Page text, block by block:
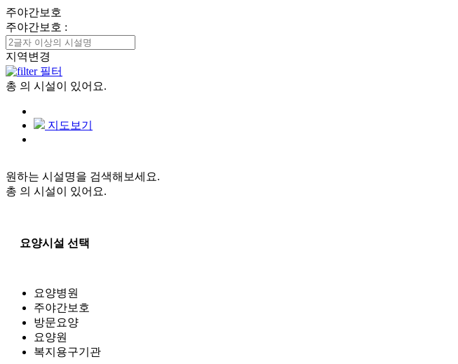
주야간보호
주야간보호 :
지역변경
필터
총 의 시설이 있어요.
지도보기
원하는 시설명을 검색해보세요.
총 의 시설이 있어요.
요양시설 선택
요양병원
주야간보호
방문요양
요양원
복지용구기관